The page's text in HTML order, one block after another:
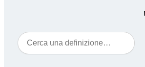
Cerca